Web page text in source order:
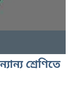
শ্রেণিতে